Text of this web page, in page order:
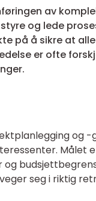
av
og lede
på å sikre at
er ofte
og -
Målet
seg i riktig